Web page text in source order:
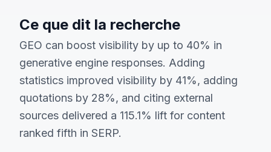
Ce que dit la recherche
GEO can boost visibility by up to 40% in
generative engine responses. Adding
statistics improved visibility by 41%, adding
quotations by 28%, and citing external
sources delivered a 115.1% lift for content
ranked fifth in SERP.